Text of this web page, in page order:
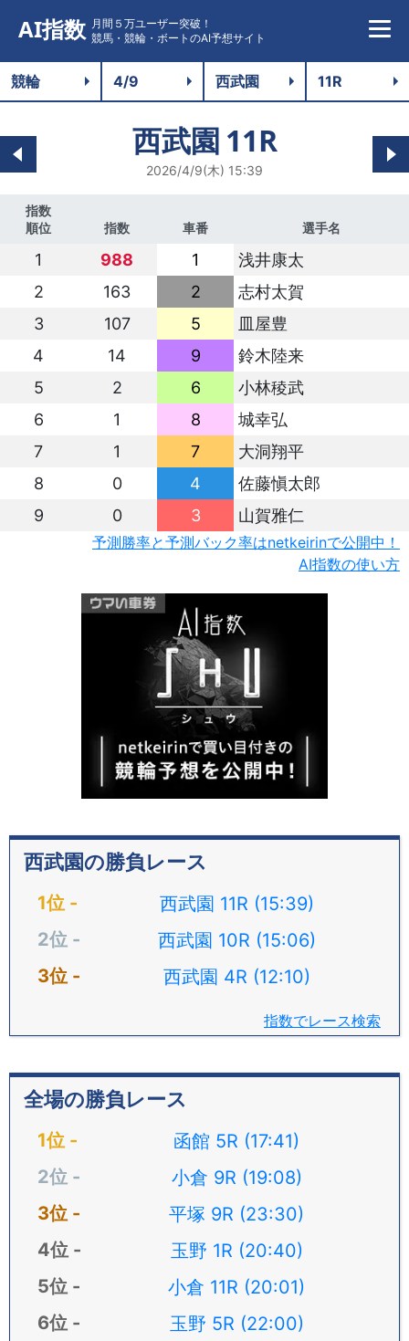
AI指数 月間５万ユーザー突破！
競馬・競輪・ボートのAI予想サイト
西武園 11R
2026/4/9(木) 15:39
指数
順位
指数 車番 選手名
1 988 1
浅井康太
2
163 2
志村太賀
3
107 5
皿屋豊
4
14 9
鈴木陸来
5
2 6
小林稜武
6
1 8
城幸弘
7
1 7
大洞翔平
8
0 4
佐藤愼太郎
9
0 3 山賀雅仁
予測勝率と予測バック率はnetkeirinで公開中！
AI指数の使い方
西武園の勝負レース
西武園 11R (15:39)
西武園 10R (15:06)
西武園 4R (12:10)
指数でレース検索
全場の勝負レース
函館 5R (17:41)
小倉 9R (19:08)
平塚 9R (23:30)
玉野 1R (20:40)
小倉 11R (20:01)
玉野 5R (22:00)